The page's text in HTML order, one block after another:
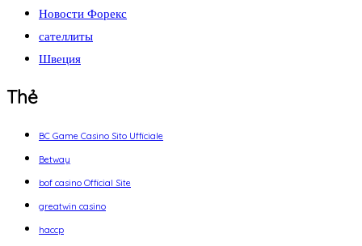
Новости Форекс
сателлиты
Швеция
Thẻ
BC Game Casino Sito Ufficiale
Betway
bof casino Official Site
greatwin casino
haccp